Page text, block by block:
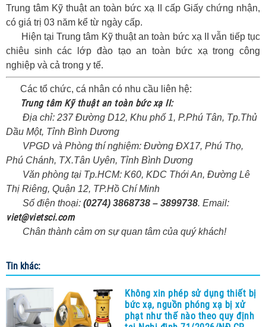
Trung tâm Kỹ thuật an toàn bức xạ II cấp Giấy chứng nhận,
có giá trị 03 năm kể từ ngày cấp.
Hiện tại Trung tâm Kỹ thuật an toàn bức xạ II vẫn tiếp tục
chiêu sinh các lớp đào tạo an toàn bức xạ trong công
nghiệp và cả trong y tế.
Các tổ chức, cá nhân có nhu cầu liên hệ:
Trung tâm Kỹ thuật an toàn bức xạ II:
Địa chỉ: 237 Đường D12, Khu phố 1, P.Phú Tân, Tp.Thủ
Dầu Một, Tỉnh Bình Dương
VPGD và Phòng thí nghiệm: Đường ĐX17, Phú Thọ,
Phú Chánh, TX.Tân Uyên, Tỉnh Bình Dương
Văn phòng tại Tp.HCM: K60, KDC Thới An, Đường Lê
Thị Riêng, Quận 12, TP.Hồ Chí Minh
Số điện thoại: (0274) 3868738 – 3899738. Email:
viet@vietsci.com
Chân thành cảm ơn sự quan tâm của quý khách!
Tin khác:
Không xin phép sử dụng thiết bị
bức xạ, nguồn phóng xạ bị xử
phạt như thế nào theo quy định